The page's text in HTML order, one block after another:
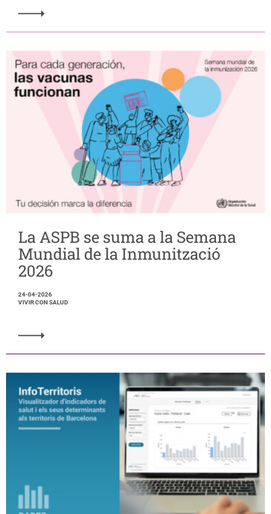
La ASPB se suma a la Semana
Mundial de la Inmunització
2026
24-04-2026
VIVIR CON SALUD